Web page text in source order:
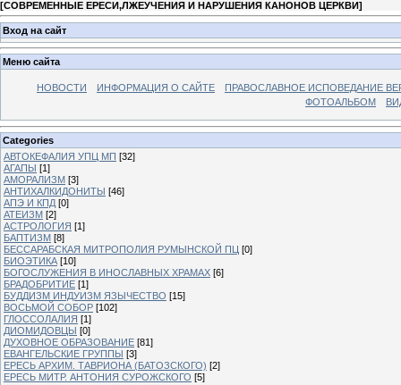
[СОВРЕМЕННЫЕ ЕРЕСИ,ЛЖЕУЧЕНИЯ И НАРУШЕНИЯ КАНОНОВ ЦЕРКВИ]
Вход на сайт
Меню сайта
НОВОСТИ ИНФОРМАЦИЯ О САЙТЕ
ПРАВОСЛАВНОЕ ИСПОВЕДАНИЕ
ФОТОАЛЬБОМ
Categories
АВТОКЕФАЛИЯ УПЦ МП [32]
АГАПЫ [1]
АМОРАЛИЗМ [3]
АНТИХАЛКИДОНИТЫ [46]
АПЭ И КПД [0]
АТЕИЗМ [2]
АСТРОЛОГИЯ [1]
БАПТИЗМ [8]
БЕССАРАБСКАЯ МИТРОПОЛИЯ РУМЫНСКОЙ ПЦ [0]
БИОЭТИКА [10]
БОГОСЛУЖЕНИЯ В ИНОСЛАВНЫХ ХРАМАХ [6]
БРАДОБРИТИЕ [1]
БУДДИЗМ ИНДУИЗМ ЯЗЫЧЕСТВО [15]
ВОСЬМОЙ СОБОР [102]
ГЛОССОЛАЛИЯ [1]
ДИОМИДОВЦЫ [0]
ДУХОВНОЕ ОБРАЗОВАНИЕ [81]
ЕВАНГЕЛЬСКИЕ ГРУППЫ [3]
ЕРЕСЬ АРХИМ. ТАВРИОНА (БАТОЗСКОГО) [2]
ЕРЕСЬ МИТР. АНТОНИЯ СУРОЖСКОГО [5]